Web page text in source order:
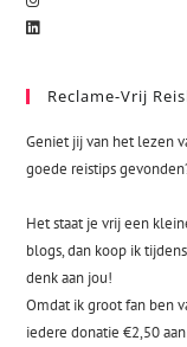
Reclame-Vrij
Geniet jij van het lezen
goede reistips
Het staat je vrij een
blogs, dan koop ik
denk aan jou!
Omdat ik groot fan ben
iedere donatie €2,50